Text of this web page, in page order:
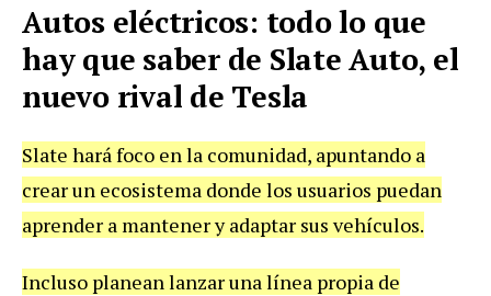
Autos eléctricos: todo lo que
hay que saber de Slate Auto, el
nuevo rival de Tesla
Slate hará foco en la comunidad, apuntando a
crear un ecosistema donde los usuarios puedan
aprender a mantener y adaptar sus vehículos.
Incluso planean lanzar una línea propia de